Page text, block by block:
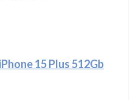
15 Plus 512Gb